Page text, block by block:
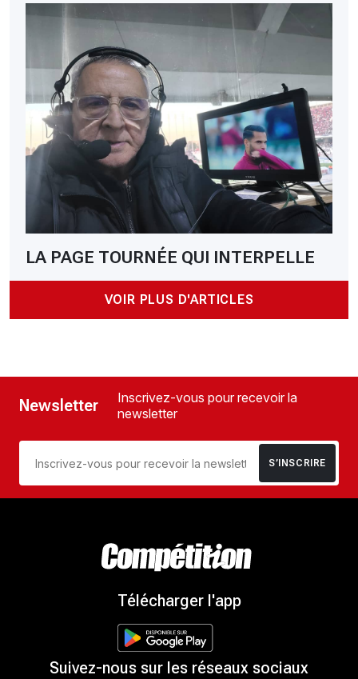
LA PAGE TOURNÉE QUI INTERPELLE
VOIR PLUS D'ARTICLES
Newsletter
Inscrivez-vous pour recevoir la
newsletter
S’INSCRIRE
Télécharger l'app
Suivez-nous sur les réseaux sociaux